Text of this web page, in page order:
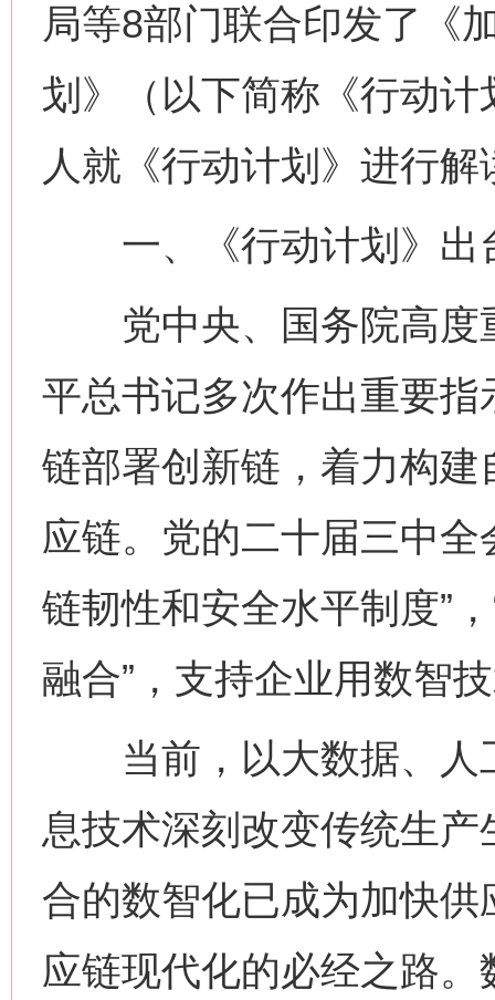
局等8部门联合印发了《
划》（以下简称《行动
人就《行动计划》进行解
一、《行动计划》出
党中央、国务院高度
平总书记多次作出重要
链部署创新链，着力构
应链。党的二十届三中
链韧性和安全水平制度”
融合”，支持企业用数智
当前，以大数据、人
息技术深刻改变传统生
合的数智化已成为加快
应链现代化的必经之路